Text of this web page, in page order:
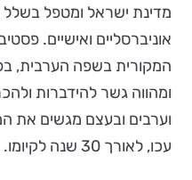
מדינת ישראל ומטפל בשלל
אוניברסליים ואישיים.
המקורית בשפה הערבית,
ומהווה גשר להידברות
וערבים ובעצם מגשים את
עכו, לאורך 30 שנה לקיומו.